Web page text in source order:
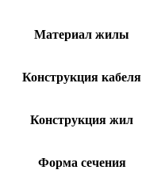
Материал жилы
Конструкция кабеля
Конструкция жил
Форма сечения